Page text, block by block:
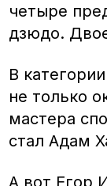
четыре
дзюдо.
В
не только
мастера
стал Адам
А вот Егор